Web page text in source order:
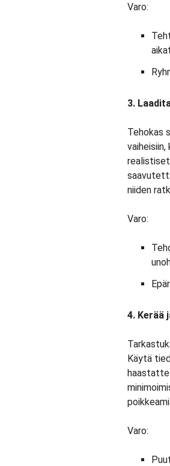
Varo:
3.
Tehokas
niiden
Varo:
4. Kerää
Käytä
Varo: